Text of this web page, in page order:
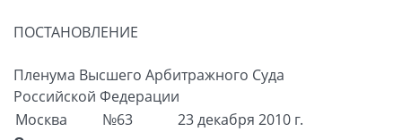
ПОСТАНОВЛЕНИЕ
Пленума Высшего Арбитражного Суда
Российской Федерации
Москва
№63
23 декабря 2010 г.